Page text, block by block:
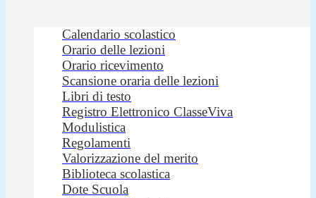
Calendario scolastico
Orario delle lezioni
Orario ricevimento
Scansione oraria delle lezioni
Libri di testo
Registro Elettronico ClasseViva
Modulistica
Regolamenti
Valorizzazione del merito
Biblioteca scolastica
Dote Scuola